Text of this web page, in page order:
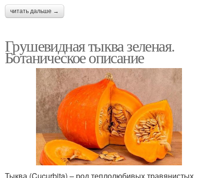
читать дальше →
Грушевидная тыква зеленая.
Ботаническое описание